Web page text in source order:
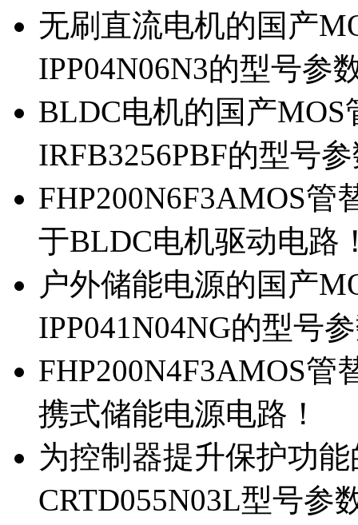
无刷直流电机的国产
IPP04N06N3的型号参
BLDC电机的国产MOS
IRFB3256PBF的型号
FHP200N6F3AMOS管
于BLDC电机驱动电路
户外储能电源的国产
IPP041N04NG的型号
FHP200N4F3AMOS管
携式储能电源电路！
为控制器提升保护功
CRTD055N03L型号参